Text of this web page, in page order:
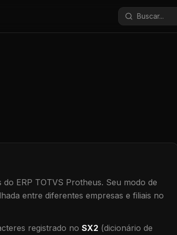
Buscar...
ERP TOTVS Protheus. Seu modo de
entre diferentes empresas e filiais no
registrado no SX2 (dicionário de